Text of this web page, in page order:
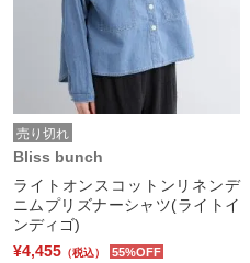
売り切れ
Bliss bunch
ライトオンスコットンリネンデ
ニムプリズナーシャツ(ライトイ
ンディゴ)
¥4,455 （税込） 55%OFF